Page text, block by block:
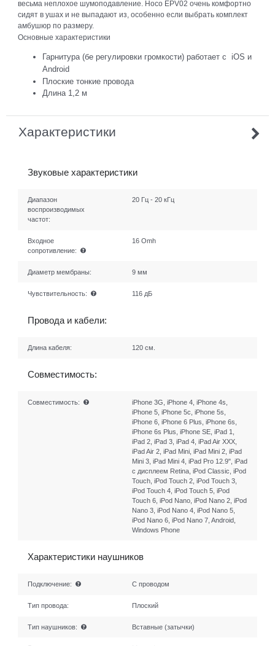
весьма неплохое шумоподавление. Hoco EPV02 очень комфортно
сидят в ушах и не выпадают из, особенно если выбрать комплект
амбушюр по размеру.
Основные характеристики
Гарнитура (бе регулировки громкости) работает с iOS и
Android
Плоские тонкие провода
Длина 1,2 м
Характеристики
Звуковые характеристики
Диапазон
воспроизводимых
частот:
20 Гц - 20 кГц
Входное
сопротивление:
16 Omh
Диаметр мембраны: 9 мм
Чувствительность: 116 дБ
Провода и кабели:
Длина кабеля: 120 см.
Совместимость:
Совместимость:
iPhone 3G, iPhone 4, iPhone 4s,
iPhone 5, iPhone 5c, iPhone 5s,
iPhone 6, iPhone 6 Plus, iPhone 6s,
iPhone 6s Plus, iPhone SE, iPad 1,
iPad 2, iPad 3, iPad 4, iPad Air XXX,
iPad Air 2, iPad Mini, iPad Mini 2, iPad
Mini 3, iPad Mini 4, iPad Pro 12.9", iPad
с дисплеем Retina, iPod Classic, iPod
Touch, iPod Touch 2, iPod Touch 3,
iPod Touch 4, iPod Touch 5, iPod
Touch 6, iPod Nano, iPod Nano 2, iPod
Nano 3, iPod Nano 4, iPod Nano 5,
iPod Nano 6, iPod Nano 7, Android,
Windows Phone
Характеристики наушников
Подключение: С проводом
Тип провода: Плоский
Тип наушников: Вставные (затычки)